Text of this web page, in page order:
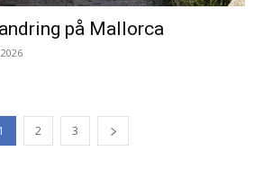
på Mallorca
1 2 3